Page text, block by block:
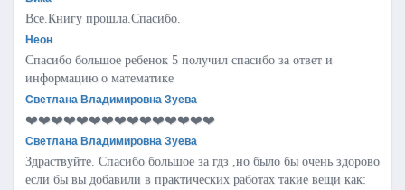
Все.Книгу прошла.Спасибо.
Неон
Спасибо большое ребенок 5 получил спасибо за ответ и
информацию о математике
Светлана Владимировна Зуева
❤️❤️❤️❤️❤️❤️❤️❤️❤️❤️❤️❤️❤️❤️❤️
Светлана Владимировна Зуева
Здраствуйте. Спасибо большое за гдз ,но было бы очень здорово
если бы вы добавили в практических работах такие вещи как: